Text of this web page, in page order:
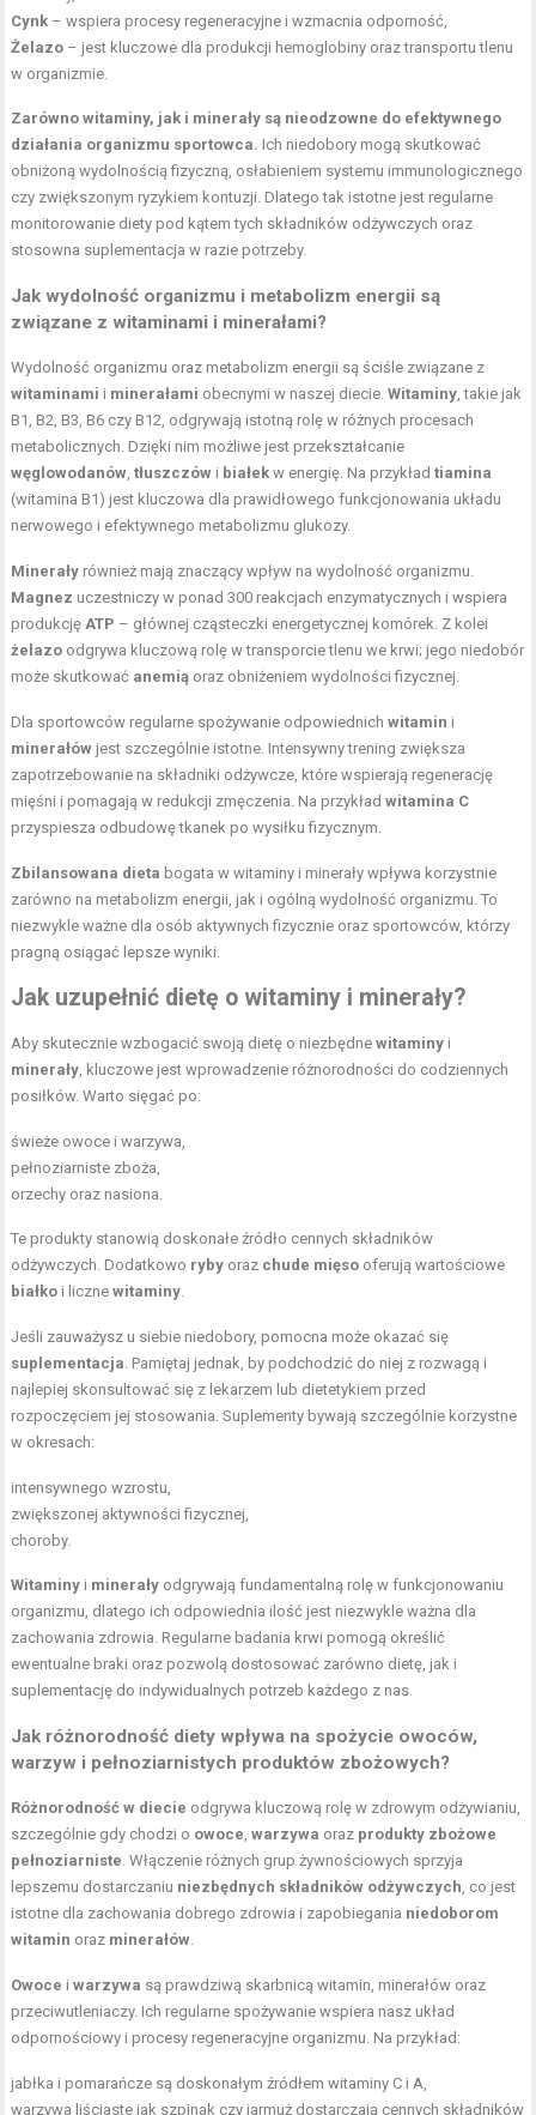
Cynk – wspiera procesy regeneracyjne i wzmacnia odporność,
Żelazo – jest kluczowe dla produkcji hemoglobiny oraz transportu tlenu
w organizmie.
Zarówno witaminy, jak i minerały są nieodzowne do efektywnego
działania organizmu sportowca. Ich niedobory mogą skutkować
obniżoną wydolnością fizyczną, osłabieniem systemu immunologicznego
czy zwiększonym ryzykiem kontuzji. Dlatego tak istotne jest regularne
monitorowanie diety pod kątem tych składników odżywczych oraz
stosowna suplementacja w razie potrzeby.
Jak wydolność organizmu i metabolizm energii są
związane z witaminami i minerałami?
Wydolność organizmu oraz metabolizm energii są ściśle związane z
witaminami i minerałami obecnymi w naszej diecie.Witaminy, takie jak
B1, B2, B3, B6 czy B12, odgrywają istotną rolę w różnych procesach
metabolicznych. Dzięki nim możliwe jest przekształcanie
węglowodanów,tłuszczów i białek w energię. Na przykładtiamina
(witamina B1) jest kluczowa dla prawidłowego funkcjonowania układu
nerwowego i efektywnego metabolizmu glukozy.
Minerały również mają znaczący wpływ na wydolność organizmu.
Magnez uczestniczy w ponad 300 reakcjach enzymatycznych i wspiera
produkcjęATP – głównej cząsteczki energetycznej komórek. Z kolei
żelazo odgrywa kluczową rolę w transporcie tlenu we krwi; jego niedobór
może skutkować anemią oraz obniżeniem wydolności fizycznej.
Dla sportowców regularne spożywanie odpowiednichwitamin i
minerałów jest szczególnie istotne. Intensywny trening zwiększa
zapotrzebowanie na składniki odżywcze, które wspierają regenerację
mięśni i pomagają w redukcji zmęczenia. Na przykładwitamina C
przyspiesza odbudowę tkanek po wysiłku fizycznym.
Zbilansowana dieta bogata w witaminy i minerały wpływa korzystnie
zarówno na metabolizm energii, jak i ogólną wydolność organizmu. To
niezwykle ważne dla osób aktywnych fizycznie oraz sportowców, którzy
pragną osiągać lepsze wyniki.
Jak uzupełnić dietę o witaminy i minerały?
Aby skutecznie wzbogacić swoją dietę o niezbędnewitaminy i
minerały, kluczowe jest wprowadzenie różnorodności do codziennych
posiłków. Warto sięgać po:
świeże owoce i warzywa,
pełnoziarniste zboża,
orzechy oraz nasiona.
Te produkty stanowią doskonałe źródło cennych składników
odżywczych. Dodatkowo ryby oraz chude mięso oferują wartościowe
białko i licznewitaminy.
Jeśli zauważysz u siebie niedobory, pomocna może okazać się
suplementacja. Pamiętaj jednak, by podchodzić do niej z rozwagą i
najlepiej skonsultować się z lekarzem lub dietetykiem przed
rozpoczęciem jej stosowania. Suplementy bywają szczególnie korzystne
w okresach:
intensywnego wzrostu,
zwiększonej aktywności fizycznej,
choroby.
Witaminy i minerały odgrywają fundamentalną rolę w funkcjonowaniu
organizmu, dlatego ich odpowiednia ilość jest niezwykle ważna dla
zachowania zdrowia. Regularne badania krwi pomogą określić
ewentualne braki oraz pozwolą dostosować zarówno dietę, jak i
suplementację do indywidualnych potrzeb każdego z nas.
Jak różnorodność diety wpływa na spożycie owoców,
warzyw i pełnoziarnistych produktów zbożowych?
Różnorodność w diecie odgrywa kluczową rolę w zdrowym odżywianiu,
szczególnie gdy chodzi o owoce,warzywa oraz produkty zbożowe
pełnoziarniste. Włączenie różnych grup żywnościowych sprzyja
lepszemu dostarczaniu niezbędnych składników odżywczych, co jest
istotne dla zachowania dobrego zdrowia i zapobiegania niedoborom
witamin oraz minerałów.
Owoce iwarzywa są prawdziwą skarbnicą witamin, minerałów oraz
przeciwutleniaczy. Ich regularne spożywanie wspiera nasz układ
odpornościowy i procesy regeneracyjne organizmu. Na przykład:
jabłka i pomarańcze są doskonałym źródłem witaminy C i A,
warzywa liściaste jak szpinak czy jarmuż dostarczają cennych składników